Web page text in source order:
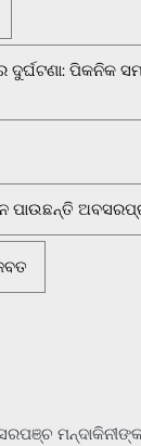
ଦୁର୍ଘଟଣା: ପିକନିକ
ପାଉଛନ୍ତି